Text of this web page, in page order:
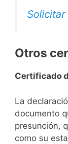
Otros
Certificado
La
documento
presunción,
como su